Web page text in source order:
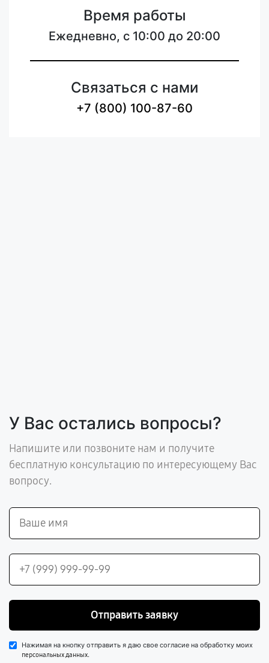
Время работы
Ежедневно, с 10:00 до 20:00
Связаться с нами
+7 (800) 100-87-60
У Вас остались вопросы?
Напишите или позвоните нам и получите
бесплатную консультацию по интересующему Вас
вопросу.
Отправить заявку
Нажимая на кнопку отправить я даю свое согласие на обработку моих
персональных данных.